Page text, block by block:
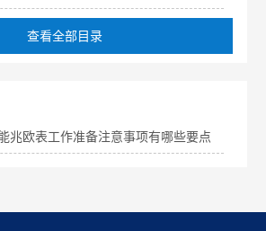
查看全部目录
兆欧表工作准备注意事项有哪些要点